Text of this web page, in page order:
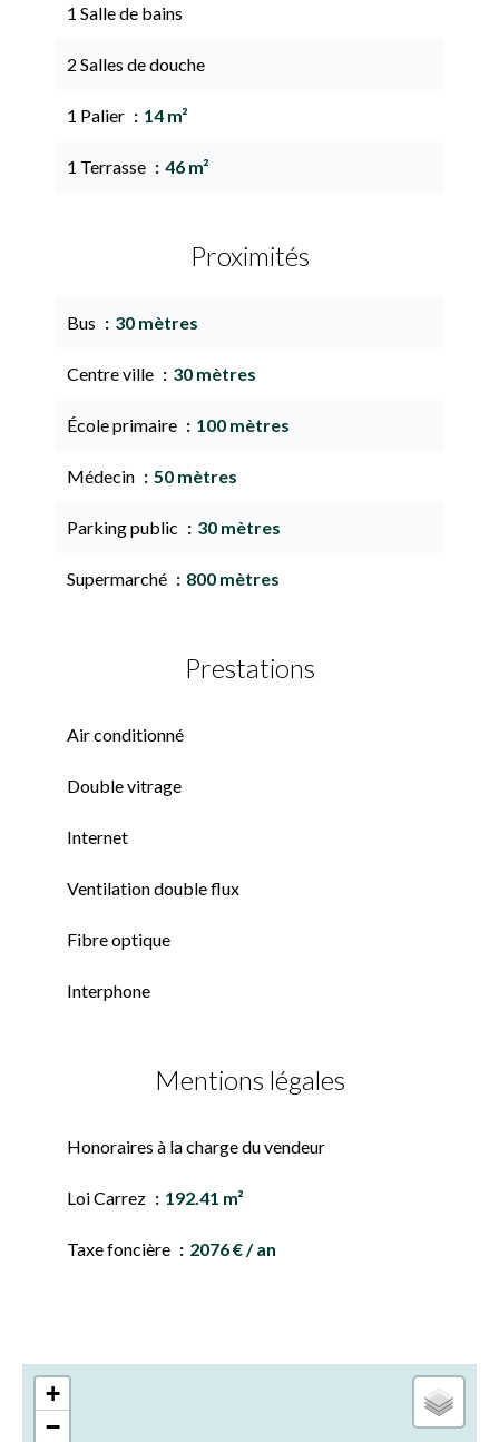
1 Salle de bains
2 Salles de douche
1 Palier 14 m²
1 Terrasse 46 m²
Proximités
Bus 30 mètres
Centre ville 30 mètres
École primaire 100 mètres
Médecin 50 mètres
Parking public 30 mètres
Supermarché 800 mètres
Prestations
Air conditionné
Double vitrage
Internet
Ventilation double flux
Fibre optique
Interphone
Mentions légales
Honoraires à la charge du vendeur
Loi Carrez 192.41 m²
Taxe foncière 2076 € / an
+
−